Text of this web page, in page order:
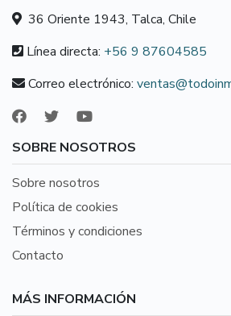
36 Oriente 1943, Talca, Chile
Línea directa: +56 9 87604585
Correo electrónico:
SOBRE NOSOTROS
Sobre nosotros
Política de cookies
Términos y condiciones
Contacto
MÁS INFORMACIÓN